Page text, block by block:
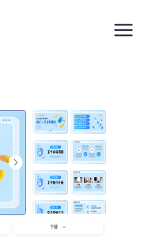
下载